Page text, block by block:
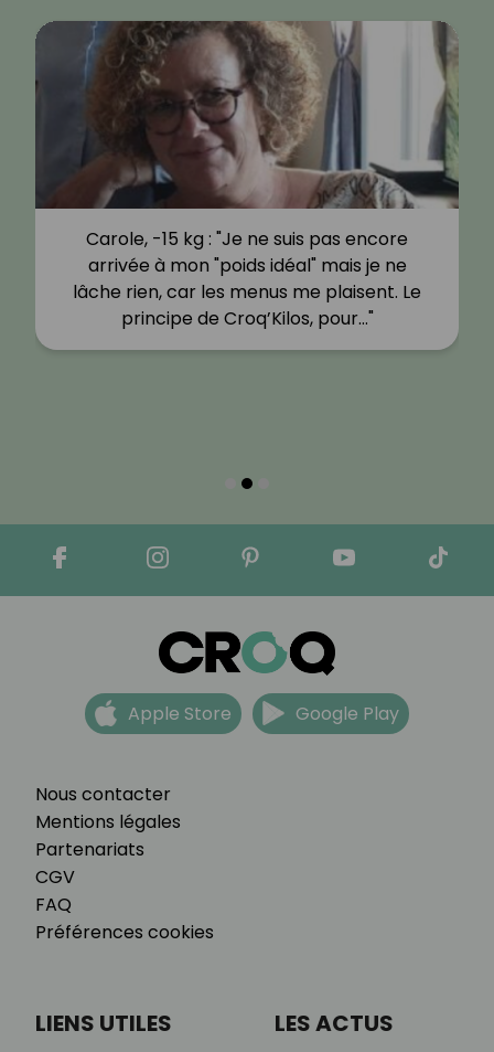
Carole, -15 kg : "Je ne suis pas encore
arrivée à mon "poids idéal" mais je ne
lâche rien, car les menus me plaisent. Le
principe de Croq’Kilos, pour…"
Nous contacter
Mentions légales
Partenariats
CGV
FAQ
Préférences cookies
Apple Store Google Play
LIENS UTILES LES ACTUS